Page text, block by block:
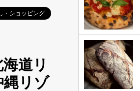
・ショッピング
道リ
縄リゾ